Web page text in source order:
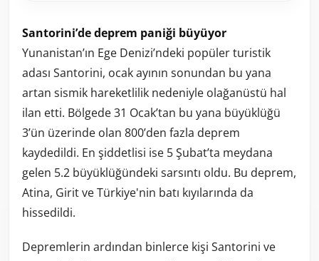
Santorini’de deprem paniği büyüyor
Yunanistan’ın Ege Denizi’ndeki popüler turistik
adası Santorini, ocak ayının sonundan bu yana
artan sismik hareketlilik nedeniyle olağanüstü hal
ilan etti. Bölgede 31 Ocak’tan bu yana büyüklüğü
3’ün üzerinde olan 800’den fazla deprem
kaydedildi. En şiddetlisi ise 5 Şubat’ta meydana
gelen 5.2 büyüklüğündeki sarsıntı oldu. Bu deprem,
Atina, Girit ve Türkiye'nin batı kıyılarında da
hissedildi.
Depremlerin ardından binlerce kişi Santorini ve